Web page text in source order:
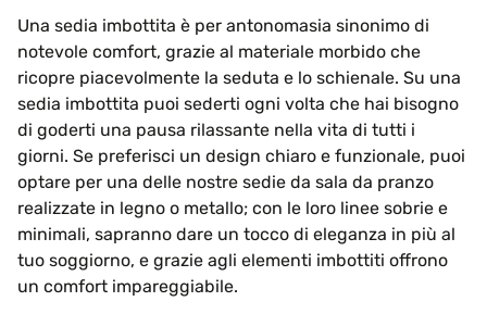
Una sedia imbottita è per antonomasia sinonimo di
notevole comfort, grazie al materiale morbido che
ricopre piacevolmente la seduta e lo schienale. Su una
sedia imbottita puoi sederti ogni volta che hai bisogno
di goderti una pausa rilassante nella vita di tutti i
giorni. Se preferisci un design chiaro e funzionale, puoi
optare per una delle nostre sedie da sala da pranzo
realizzate in legno o metallo; con le loro linee sobrie e
minimali, sapranno dare un tocco di eleganza in più al
tuo soggiorno, e grazie agli elementi imbottiti offrono
un comfort impareggiabile.